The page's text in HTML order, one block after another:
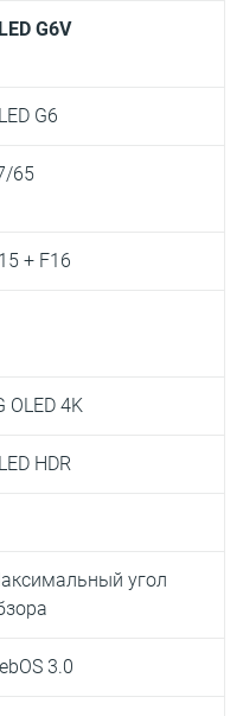
G6V
G6
65
+ F16
OLED 4K
HDR
угол
3.0